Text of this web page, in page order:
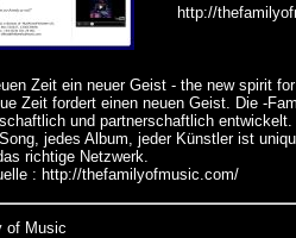
http://
Zeit ein neuer Geist - the new spirit
Zeit fordert einen neuen Geist. Die -
und partnerschaftlich entwickelt.
jedes Album, jeder Künstler ist
richtige Netzwerk.
: http://thefamilyofmusic.com/
of Music